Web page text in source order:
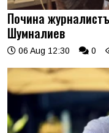
Почина
Шумналиев
06 Aug 12:30 0